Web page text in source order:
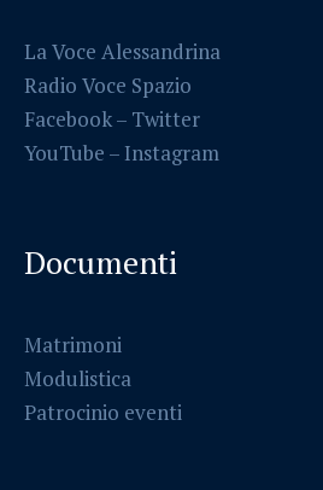
La Voce Alessandrina
Radio Voce Spazio
Facebook– Twitter
YouTube – Instagram
Documenti
Matrimoni
Modulistica
Patrocinio eventi